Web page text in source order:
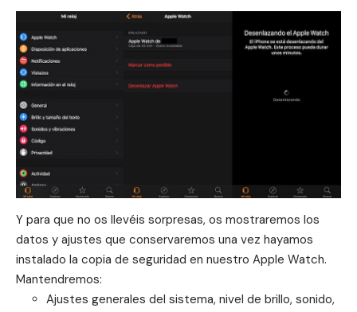
Y para que no os llevéis sorpresas, os mostraremos los
datos y ajustes que conservaremos una vez hayamos
instalado la copia de seguridad en nuestro Apple Watch.
Mantendremos:
Ajustes generales del sistema, nivel de brillo, sonido,